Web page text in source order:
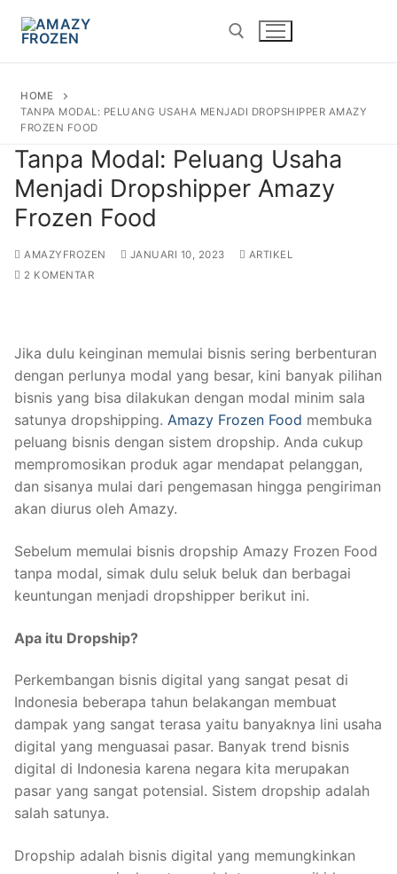
HOME
TANPA MODAL: PELUANG USAHA MENJADI DROPSHIPPER AMAZY
FROZEN FOOD
Tanpa Modal: Peluang Usaha
Menjadi Dropshipper Amazy
Frozen Food
AMAZYFROZEN JANUARI 10, 2023
ARTIKEL
2 KOMENTAR
Jika dulu keinginan memulai bisnis sering berbenturan
dengan perlunya modal yang besar, kini banyak pilihan
bisnis yang bisa dilakukan dengan modal minim sala
satunya dropshipping. Amazy Frozen Food membuka
peluang bisnis dengan sistem dropship. Anda cukup
mempromosikan produk agar mendapat pelanggan,
dan sisanya mulai dari pengemasan hingga pengiriman
akan diurus oleh Amazy.
Sebelum memulai bisnis dropship Amazy Frozen Food
tanpa modal, simak dulu seluk beluk dan berbagai
keuntungan menjadi dropshipper berikut ini.
Apa itu Dropship?
Perkembangan bisnis digital yang sangat pesat di
Indonesia beberapa tahun belakangan membuat
dampak yang sangat terasa yaitu banyaknya lini usaha
digital yang menguasai pasar. Banyak trend bisnis
digital di Indonesia karena negara kita merupakan
pasar yang sangat potensial. Sistem dropship adalah
salah satunya.
Dropship adalah bisnis digital yang memungkinkan